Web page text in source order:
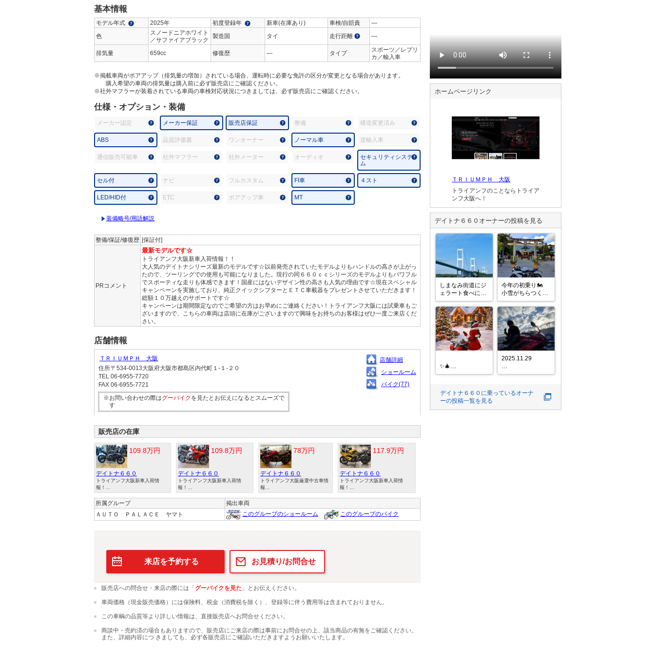
基本情報
モデル年式 2025年 初度登録年 新車(在庫あり) 車検/自賠責
―
色
スノードニアホワイト
／サファイアブラック
製造国 タイ 走行距離 ―
排気量 659cc 修復歴 ― タイプ
スポーツ／レプリ
カ／輸入車
※掲載車両がボアアップ（排気量の増加）されている場合、運転時に必要な免許の区分が変更となる場合があります。
購入希望の車両の排気量は購入前に必ず販売店にご確認ください。
※社外マフラーが装着されている車両の車検対応状況につきましては、必ず販売店にご確認ください。
仕様・オプション・装備
メーカー認定 メーカー保証 販売店保証 整備 構造変更済み
ABS 品質評価書 ワンオーナー ノーマル車 逆輸入車
通信販売可能車 社外マフラー 社外メーター オーディオ
セキュリティシステ
ム
セル付 ナビ フルカスタム FI車 ４スト
LED/HID付 ETC ボアアップ車 MT
装備略号/用語解説
整備/保証/修復歴 [保証付]
PRコメント
最新モデルです☆
トライアンフ大阪新車入荷情報！！
大人気のデイトナシリーズ最新のモデルです☆以前発売されていたモデルよりもハンドルの高さが上がっ
たので、ツーリングでの使用も可能になりました。現行の同６６０ｃｃシリーズのモデルよりもパワフル
でスポーティな走りも体感できます！国産にはないデザイン性の高さも人気の理由です☆現在スペシャル
キャンペーンを実施しており、純正クイックシフターとＥＴＣ車載器をプレゼントさせていただきます！
総額１０万越えのサポートです☆
キャンペーンは期間限定なのでご希望の方はお早めにご連絡ください！トライアンフ大阪には試乗車もご
ざいますので、こちらの車両は店頭に在庫がございますので興味をお持ちのお客様はぜひ一度ご来店くだ
さい。
店舗情報
ＴＲＩＵＭＰＨ 大阪
住所〒534-0013大阪府大阪市都島区内代町１‐１‐２０
TEL 06-6955-7720
FAX 06-6955-7721
※お問い合わせの際はグーバイク を見たとお伝えになるとスムーズで
す
店舗詳細
ショールーム
バイク(77)
販売店の在庫
109.8万円
デイトナ６６０
トライアンフ大阪新車入荷情
報！…
109.8万円
デイトナ６６０
トライアンフ大阪新車入荷情
報！…
78万円
デイトナ６６０
トライアンフ大阪厳選中古車情
報…
117.9万円
デイトナ６６０
トライアンフ大阪新車入荷情
報！…
所属グループ
掲出車両
ＡＵＴＯ ＰＡＬＡＣＥ ヤマト
このグループのショールーム このグループのバイク
来店を予約する お見積り/お問合せ
販売店への問合せ・来店の際には「グーバイクを見た 」とお伝えください。
車両価格（現金販売価格）には保険料、税金（消費税を除く）、登録等に伴う費用等は含まれておりません。
この車輌の品質等より詳しい情報は、直接販売店へお問合せください。
商談中・売約済の場合もありますので、販売店にご来店の際は事前にお問合せの上、該当商品の有無をご確認ください。
また、詳細内容につ きましても、必ず各販売店にご確認いただきますようお願いいたします。
ホームページリンク
ＴＲＩＵＭＰＨ 大阪
トライアンフのことならトライア
ンフ大阪へ！
デイトナ６６０ オーナーの投稿を見る
しまなみ街道にジ
ェラート食べに行
ってきましたー
今年の初乗り🏍️
小雪がちらつく
中、寒さ堪えて
大歳神社へ安全祈
願
今年もぼちぼち投
稿しますので
よろしくお願い致
します🙇
✨🎄
MerryChristmas🎄
素敵なクリスマス
を🎶🎁🥂
2025.11.29
愛知の友達が
てくれた🎶
デイトナ６６０ に乗っているオーナ
ーの投稿一覧を見る